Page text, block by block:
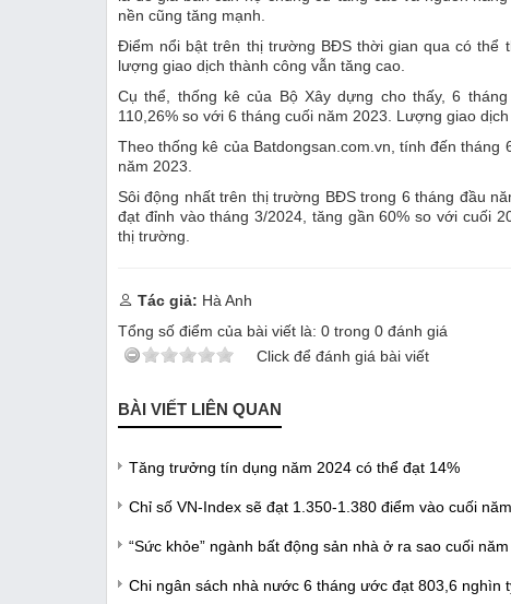
nền cũng tăng mạnh.
Điểm nổi bật trên thị trường BĐS thời gian qua có thể
lượng giao dịch thành công vẫn tăng cao.
Cụ thể, thống kê của Bộ Xây dựng cho thấy, 6
110,26% so với 6 tháng cuối năm 2023. Lượng giao
Theo thống kê của Batdongsan.com.vn, tính đến
năm 2023.
Sôi động nhất trên thị trường BĐS trong 6 tháng đầu
đạt đỉnh vào tháng 3/2024, tăng gần 60% so với cuối
thị trường.
Tác giả: Hà Anh
Tổng số điểm của bài viết là: 0 trong 0 đánh giá
Click để đánh giá bài viết
BÀI VIẾT LIÊN QUAN
Tăng trưởng tín dụng năm 2024 có thể đạt 14%
Chỉ số VN-Index sẽ đạt 1.350-1.380 điểm vào cuối
“Sức khỏe” ngành bất động sản nhà ở ra sao cuối
Chi ngân sách nhà nước 6 tháng ước đạt 803,6 nghìn